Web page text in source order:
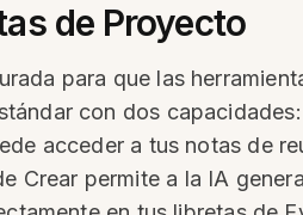
de Proyecto
para que las
con dos
acceder a tus notas de
Crear permite a la IA